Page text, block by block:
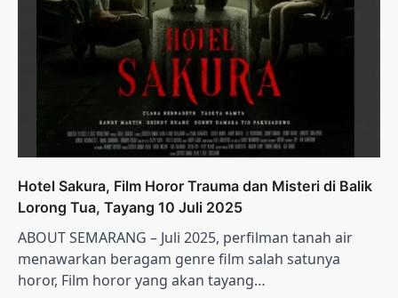
Hotel Sakura, Film Horor Trauma dan Misteri di Balik
Lorong Tua, Tayang 10 Juli 2025
ABOUT SEMARANG – Juli 2025, perfilman tanah air
menawarkan beragam genre film salah satunya
horor, Film horor yang akan tayang…